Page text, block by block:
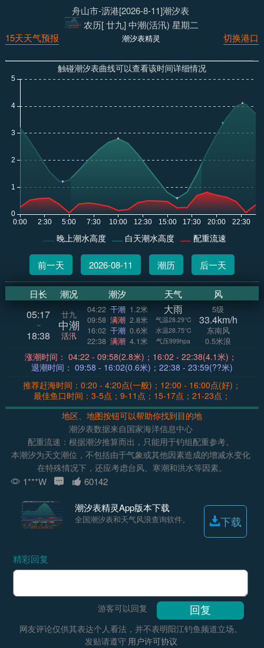
舟山市-沥港[2026-8-11]潮汐表
农历[ 廿九] 中潮(活汛) 星期二
切换港口
潮汐表精灵
15天天气预报
触碰潮汐表曲线可以查看该时间详细情况
晚上潮水高度 白天潮水高度 配重流速
前一天 2026-08-11 潮历 后一天
日长 潮况 潮汐 天气 风
05:17
~
18:38
廿九
中潮
活汛
04:22 干潮 1.2米
09:58 满潮 2.8米
16:02 干潮 0.6米
22:38 满潮 4.1米
大雨
气温28.29°C
水温28.75°C
气压999hpa
5级
33.4km/h
东南风
0.5米浪
涨潮时间： 04:22 - 09:58(2.8米)；16:02 - 22:38(4.1米)；
退潮时间： 09:58 - 16:02(0.6米)；22:38 - 23:59(??米)
推荐赶海时间：0:20 - 4:20点(一般)；12:00 - 16:00点(好)；
最佳鱼口时间：3-5点；9-11点；15-17点；21-23点；
地区、地图按钮可以帮助你找到目的地
潮汐表数据来自国家海洋信息中心
配重流速：根据潮汐推算而出，只能用于钓组配重参考。
本潮汐为天文潮位，不包括由于气象或其他因素造成的增减水变化
在特殊情况下，还应考虑台风、寒潮和洪水等因素。
1***W 60142
潮汐表精灵App版本下载
全国潮汐表和天气风浪查询软件。 下载
精彩回复
游客可以回复
网友评论仅供其表达个人看法，并不表明阳江钓鱼频道立场。
发贴请遵守 用户许可协议